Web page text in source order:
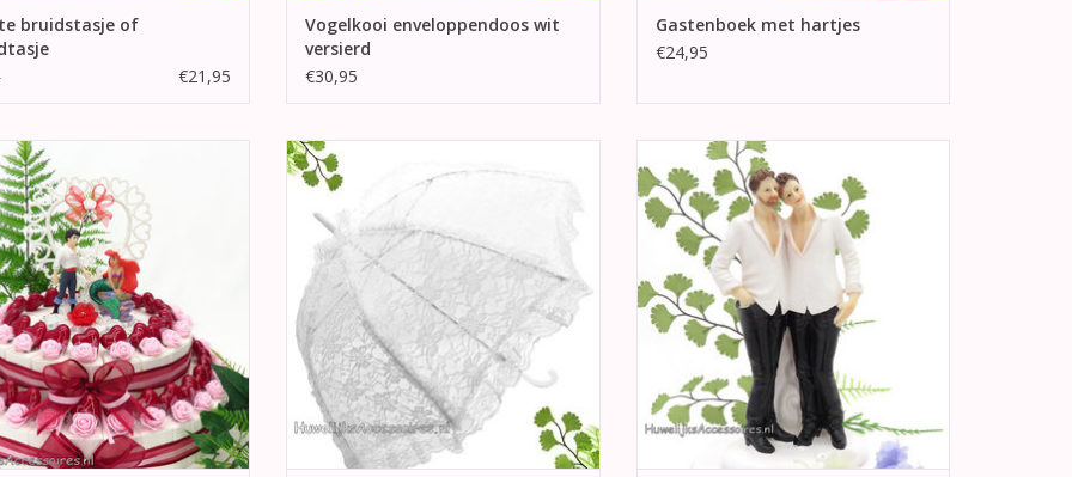
bruidstasje of
€21,95
Vogelkooi enveloppendoos wit
versierd
€30,95
Gastenboek met hartjes
€24,95
versierd met roze
en donker rode hartjes
AAN WINKELWAGEN
Prachtige wit vintage bydemeyer parasol
met grote kanten scherm. Staat heel
chique en elegante tijden uw foto
reportage.
TOEVOEGEN AAN WINKELWAGEN
Prachtige homo paar huwelijks
taarttopper met twee mannen.
TOEVOEGEN AAN WINKELWAGEN